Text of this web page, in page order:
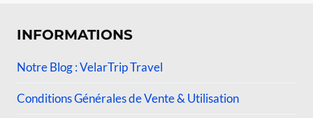
INFORMATIONS
Notre Blog : VelarTrip Travel
Conditions Générales de Vente & Utilisation